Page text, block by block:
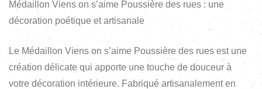
Médaillon Viens on s’aime Poussière des rues : une
décoration poétique et artisanale
Le Médaillon Viens on s’aime Poussière des rues est une
création délicate qui apporte une touche de douceur à
votre décoration intérieure. Fabriqué artisanalement en